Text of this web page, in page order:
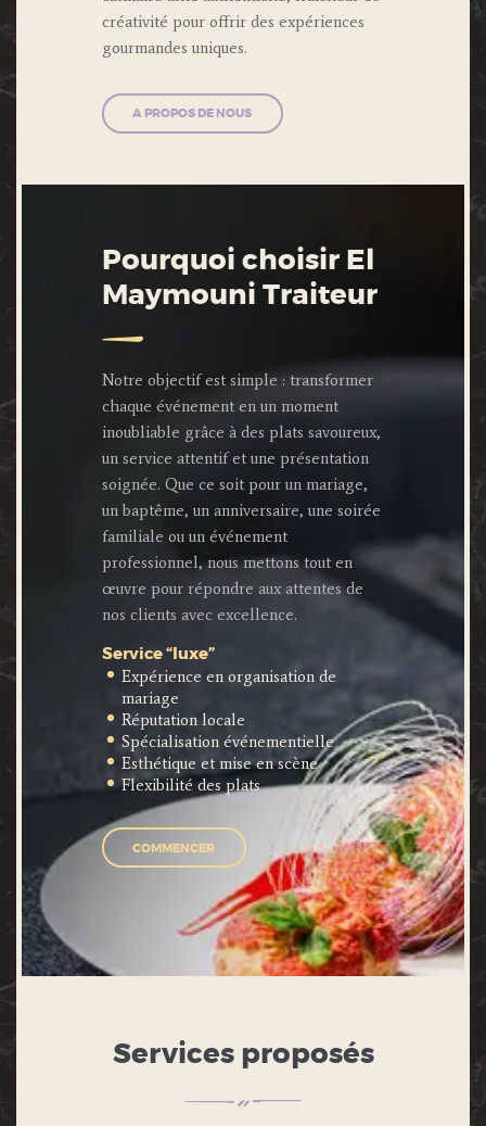
créativité pour offrir des expériences
gourmandes uniques.
A PROPOS DE NOUS
Pourquoi choisir El
Maymouni Traiteur
Notre objectif est simple : transformer
chaque événement en un moment
inoubliable grâce à des plats savoureux,
un service attentif et une présentation
soignée. Que ce soit pour un mariage,
un baptême, un anniversaire, une soirée
familiale ou un événement
professionnel, nous mettons tout en
œuvre pour répondre aux attentes de
nos clients avec excellence.
Service “luxe”
Expérience en organisation de
mariage
Réputation locale
Spécialisation événementielle
Esthétique et mise en scène
Flexibilité des plats
COMMENCER
Services proposés